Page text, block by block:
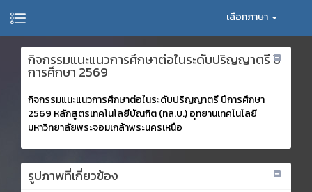
เลือกภาษา
กิจกรรมแนะแนวการศึกษาต่อในระดับปริญญาตรี ปี
การศึกษา 2569
กิจกรรมแนะแนวการศึกษาต่อในระดับปริญญาตรี ปีการศึกษา
2569 หลักสูตรเทคโนโลยีบัณฑิต (ทล.บ.) อุทยานเทคโนโลยี
มหาวิทยาลัยพระจอมเกล้าพระนครเหนือ
รูปภาพที่เกี่ยวข้อง